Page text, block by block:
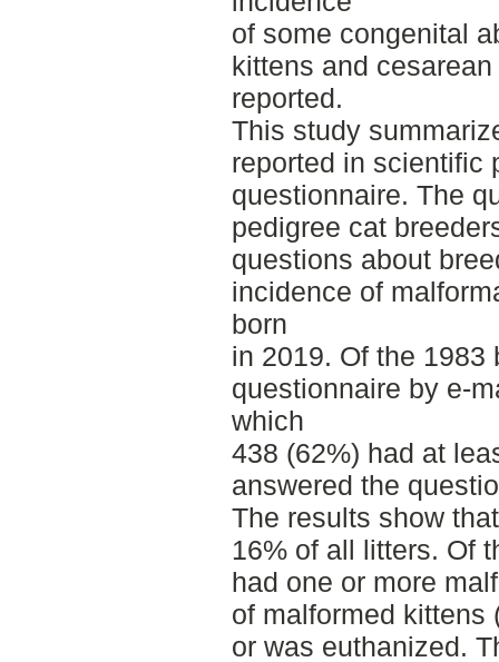
of some congenital
kittens and
reported.
This study
reported in scientific
questionnaire. The
pedigree cat
questions about
incidence of
born
in 2019. Of the 1983
questionnaire by e-
which
438 (62%) had at
answered the
The results show
16% of all litters. Of
had one or more
of malformed kittens
or was euthanized.